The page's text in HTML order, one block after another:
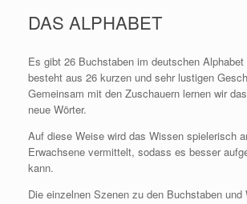
DAS ALPHABET
Es gibt 26 Buchstaben im deutschen
besteht aus 26 kurzen und sehr lustigen
Gemeinsam mit den Zuschauern lernen wir
neue Wörter.
Auf diese Weise wird das Wissen spielerisch
Erwachsene vermittelt, sodass es besser
kann.
Die einzelnen Szenen zu den Buchstaben und